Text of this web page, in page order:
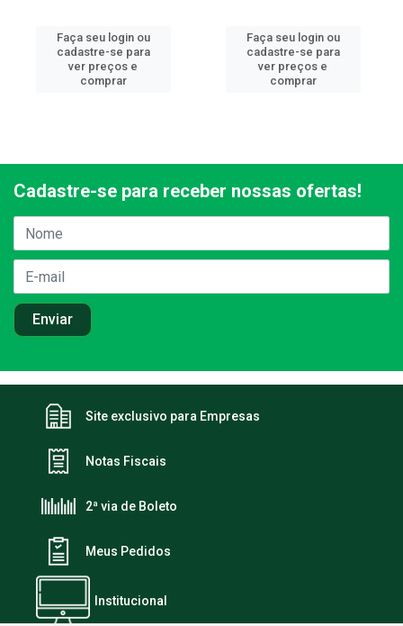
Faça seu login ou
cadastre-se para
ver preços e
comprar
Faça seu login ou
cadastre-se para
ver preços e
comprar
Cadastre-se para receber nossas ofertas!
Site exclusivo para Empresas
Notas Fiscais
2ª via de Boleto
Meus Pedidos
Institucional